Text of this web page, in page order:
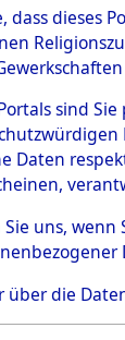
dass dieses
sind
Daten
Sie uns,
über die